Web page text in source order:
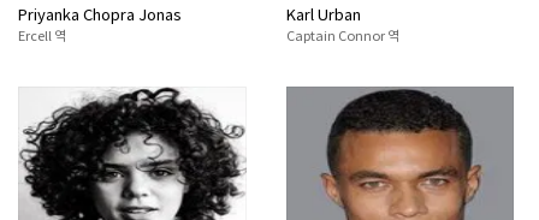
Priyanka Chopra Jonas
Ercell 역
Karl Urban
Captain Connor 역